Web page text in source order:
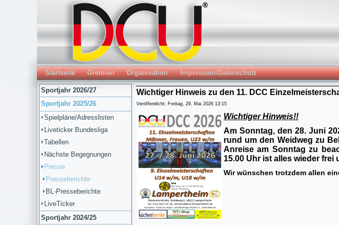
Startseite Gremien Organisation Impressum/Datenschutz
Sportjahr 2026/27
Sportjahr 2025/26
Spielpläne/Adresslisten
Liveticker Bundesliga
Tabellen
Nächste Begegnungen
Presse
Presseberichte
BL-Presseberichte
LiveTicker
Sportjahr 2024/25
Wichtiger Hinweis zu den 11. DCC
Veröffentlicht: Freitag, 29. Mai 2026 13:15
Wichtiger Hinweis!!
Am Sonntag, den 28. Juni
rund um den Weidweg zu
Anreise am Sonntag zu
15.00 Uhr ist alles wieder
Wir wünschen trotzdem allen